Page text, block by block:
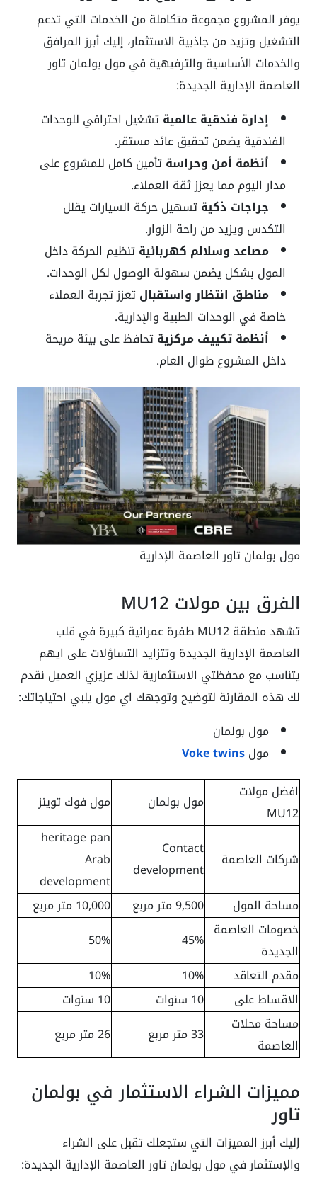
يوفر المشروع مجموعة متكاملة من الخدمات التي تدعم
التشغيل وتزيد من جاذبية الاستثمار، إليك أبرز المرافق
والخدمات الأساسية والترفيهية في مول بولمان تاور
العاصمة الإدارية الجديدة:
إدارة فندقية عالميةتشغيل احترافي للوحدات
الفندقية يضمن تحقيق عائد مستقر.
أنظمة أمن وحراسةتأمين كامل للمشروع على
مدار اليوم مما يعزز ثقة العملاء.
جراجات ذكيةتسهيل حركة السيارات يقلل
التكدس ويزيد من راحة الزوار.
مصاعد وسلالم كهربائيةتنظيم الحركة داخل
المول بشكل يضمن سهولة الوصول لكل الوحدات.
مناطق انتظار واستقبالتعزز تجربة العملاء
خاصة في الوحدات الطبية والإدارية.
أنظمة تكييف مركزيةتحافظ على بيئة مريحة
داخل المشروع طوال العام.
مول بولمان تاور العاصمة الإدارية
الفرق بين مولات MU12
تشهد منطقة MU12 طفرة عمرانية كبيرة في قلب
العاصمة الإدارية الجديدة وتتزايد التساؤلات على ايهم
يتناسب مع محفظتي الاستثمارية لذلك عزيزي العميل نقدم
لك هذه المقارنة لتوضيح وتوجهك اي مول يلبي احتياجاتك:
مول بولمان
مولVoke twins
افضل مولات
MU12
مول بولمان مول فوك توينز
شركات العاصمة
Contact
development
heritage pan
Arab
development
مساحة المول
9,500 متر مربع
10,000 متر مربع
خصومات العاصمة
الجديدة
45%
50%
مقدم التعاقد
10%
10%
الاقساط على
10 سنوات
10 سنوات
مساحة محلات
العاصمة
33 متر مربع 26 متر مربع
مميزات الشراء الاستثمار في بولمان
تاور
إليك أبرز المميزات التي ستجعلك تقبل على الشراء
والإستثمار في مول بولمان تاور العاصمة الإدارية الجديدة: